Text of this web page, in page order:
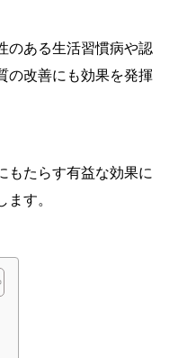
のある生活習慣病や認
の改善にも効果を発揮
もたらす有益な効果に
す。